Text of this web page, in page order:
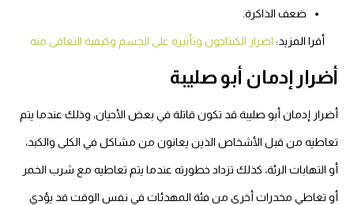
ضعف الذاكرة.
أقرا المزيد: اضرار الكبتاجون وتأثيره على الجسم وكيفية التعافى منه
أضرار إدمان أبو صليبة
أضرار إدمان أبو صليبة قد تكون قاتلة في بعض الأحيان، وذلك عندما يتم
تعاطيه من قبل الأشخاص الذين يعانون من مشاكل في الكلى والكبد،
أو التهابات الرئة، كذلك تزداد خطورته عندما يتم تعاطيه مع شرب الخمر
أو تعاطي مخدرات أخرى من فئة المهدئات في نفس الوقت قد يؤدي